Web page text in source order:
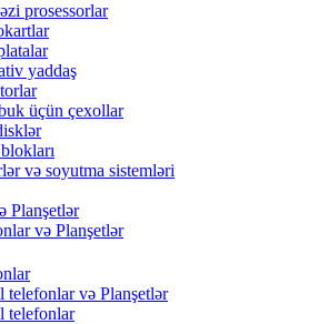
prosessorlar
yaddaş
üçün çexollar
və soyutma sistemləri
Planşetlər
və Planşetlər
telefonlar və Planşetlər
telefonlar